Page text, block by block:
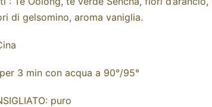
di gelsomino, aroma vaniglia.
3 min con acqua a 90°/95°
puro